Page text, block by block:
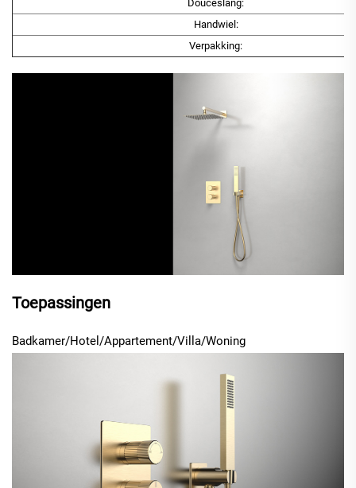
Douceslang:
Handwiel:
Verpakking:
Toepassingen
Badkamer/Hotel/Appartement/Villa/Woning